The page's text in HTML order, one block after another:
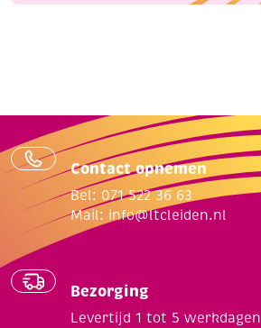
Contact opnemen
Bel: 071 522 36 63
Mail: info@ltcleiden.nl
Bezorging
Levertijd 1 tot 5 werkdagen